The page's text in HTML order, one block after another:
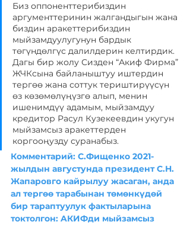
Биз оппоненттерибиздин
аргументтеринин жалгандыгын жана
биздин аракеттерибиздин
мыйзамдуулугунун бардык
төгүндөлгүс далилдерин келтирдик.
Дагы бир жолу Сизден “Акиф Фирма”
ЖЧКсына байланыштуу иштердин
тергөө жана соттук териштирүүсүн
өз көзөмөлүңүзгө алып, менин
ишенимдүү адамым, мыйзамдуу
кредитор Расул Кузекеевдин укугун
мыйзамсыз аракеттерден
коргооңузду суранабыз.
Комментарий: С.Фищенко 2021-
жылдын августунда президент С.Н.
Жапаровго кайрылуу жасаган, анда
ал тергөө тарабынан төмөнкүдөй
бир тараптуулук фактыларына
токтолгон: AКИФди мыйзамсыз